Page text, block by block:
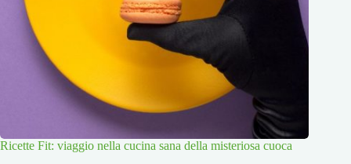
Ricette Fit: viaggio nella cucina sana della misteriosa cuoca